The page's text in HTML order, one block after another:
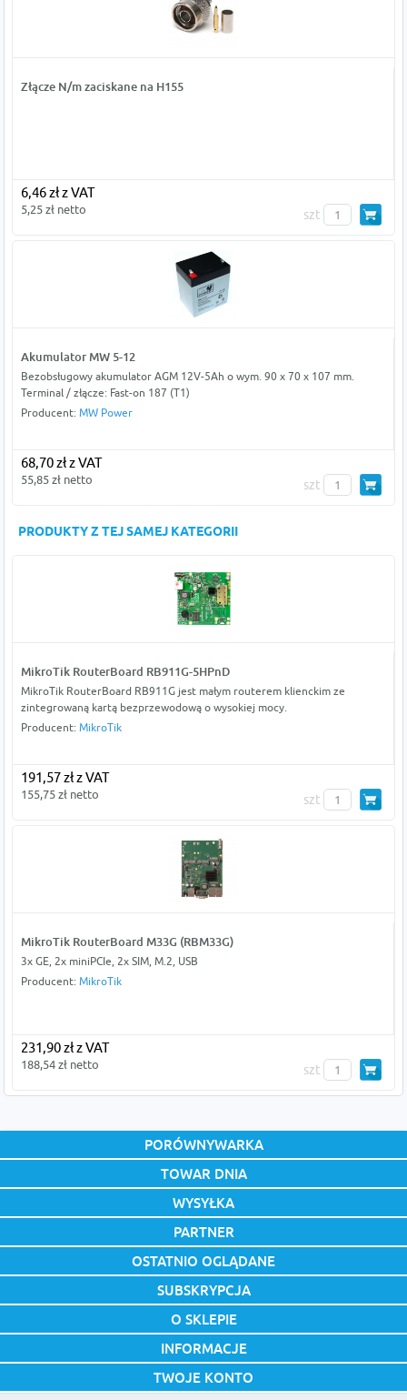
Złącze N/m zaciskane na H155
6,46 zł z VAT
5,25 zł netto szt
Akumulator MW 5-12
Bezobsługowy akumulator AGM 12V-5Ah o wym. 90 x 70 x 107 mm.
Terminal / złącze: Fast-on 187 (T1)
Producent: MW Power
68,70 zł z VAT
55,85 zł netto szt
PRODUKTY Z TEJ SAMEJ KATEGORII
MikroTik RouterBoard RB911G-5HPnD
MikroTik RouterBoard RB911G jest małym routerem klienckim ze
zintegrowaną kartą bezprzewodową o wysokiej mocy.
Producent: MikroTik
191,57 zł z VAT
155,75 zł netto szt
MikroTik RouterBoard M33G (RBM33G)
3x GE, 2x miniPCIe, 2x SIM, M.2, USB
Producent: MikroTik
231,90 zł z VAT
188,54 zł netto szt
PORÓWNYWARKA
TOWAR DNIA
WYSYŁKA
PARTNER
OSTATNIO OGLĄDANE
SUBSKRYPCJA
O SKLEPIE
INFORMACJE
TWOJE KONTO